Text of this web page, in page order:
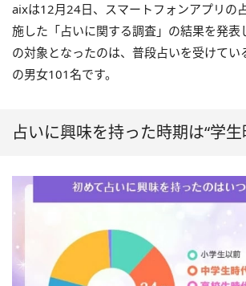
aixは12月24日、スマートフォンアプリの
施した「占いに関する調査」の結果を発表
の対象となったのは、普段占いを受けて
の男女101名です。
占いに興味を持った時期は“学